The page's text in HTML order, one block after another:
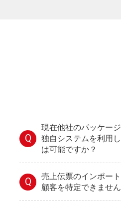
Q
現在他社のパッケー
独自システムを利用
は可能ですか？
Q
売上伝票のインポー
顧客を特定できませ